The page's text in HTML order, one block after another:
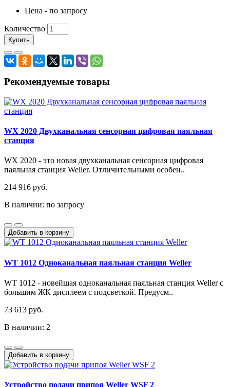
Цена - по запросу
Количество
Купить
Рекомендуемые товары
WX 2020 Двухканальная сенсорная цифровая паяльная
станция
WX 2020 - это новая двухканальная сенсорная цифровая
паяльная станция Weller. Отличительными особен..
214 916 руб.
В наличии: по запросу
Добавить в корзину
WT 1012 Одноканальная паяльная станция Weller
WT 1012 - новейшая одноканальная паяльная станция Weller с
большим ЖК дисплеем с подсветкой. Предусм..
73 613 руб.
В наличии: 2
Добавить в корзину
Устройство подачи припоя Weller WSF 2